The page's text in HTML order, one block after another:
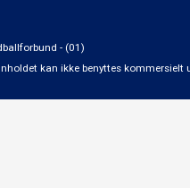
- (01)
kan ikke benyttes kommersielt